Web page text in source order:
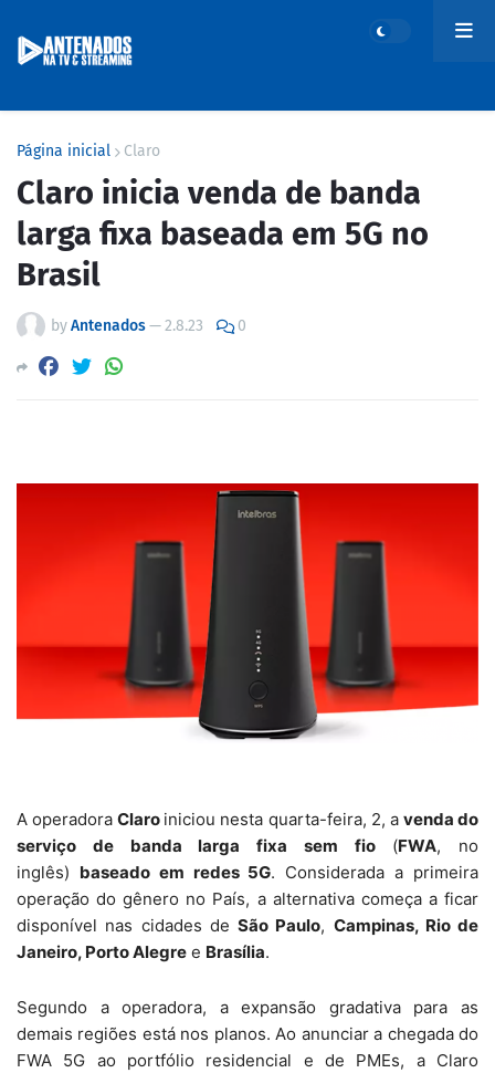
Página inicial Claro
Claro inicia venda de banda
larga fixa baseada em 5G no
Brasil
byAntenados—2.8.23 0
A operadoraClaro iniciou nesta quarta-feira, 2, a venda do
serviço de banda larga fixa sem fio(FWA, no
inglês) baseado em redes 5G. Considerada a primeira
operação do gênero no País, a alternativa começa a ficar
disponível nas cidades de São Paulo, Campinas, Rio de
Janeiro, Porto Alegre e Brasília.
Segundo a operadora, a expansão gradativa para as
demais regiões está nos planos. Ao anunciar a chegada do
FWA 5G ao portfólio residencial e de PMEs, a Claro